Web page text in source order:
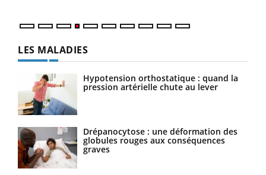
LES MALADIES
Hypotension orthostatique : quand la
pression artérielle chute au lever
Drépanocytose : une déformation des
globules rouges aux conséquences
graves